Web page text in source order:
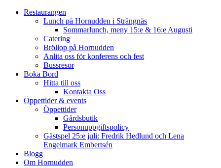
Restaurangen
Lunch på Hornudden i Strängnäs
Sommarlunch, meny 15:e & 16:e Augusti
Catering
Bröllop på Hornudden
Anlita oss för konferens och fest
Bussresor
Boka Bord
Hitta till oss
Kontakta Oss
Öppettider & events
Öppettider
Gårdsbutik
Personuppgiftspolicy
Gästspel 25:e juli: Fredrik Hedlund och Lena
Engelmark Embertsén
Blogg
Om Hornudden